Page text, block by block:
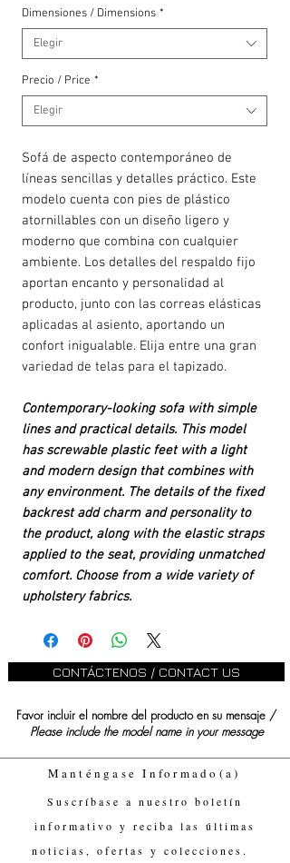
Dimensiones / Dimensions *
Elegir
Precio / Price *
Elegir
Sofá de aspecto contemporáneo de
líneas sencillas y detalles práctico. Este
modelo cuenta con pies de plástico
atornillables con un diseño ligero y
moderno que combina con cualquier
ambiente. Los detalles del respaldo fijo
aportan encanto y personalidad al
producto, junto con las correas elásticas
aplicadas al asiento, aportando un
confort inigualable. Elija entre una gran
variedad de telas para el tapizado.
Contemporary-looking sofa with simple
lines and practical details. This model
has screwable plastic feet with a light
and modern design that combines with
any environment. The details of the fixed
backrest add charm and personality to
the product, along with the elastic straps
applied to the seat, providing unmatched
comfort. Choose from a wide variety of
upholstery fabrics.
CONTÁCTENOS / CONTACT US
Favor incluir el nombre del producto en su mensaje /
Please include the model name in your message
Manténgase Informado(a)
Suscríbase a nuestro boletín
informativo y reciba las últimas
noticias, ofertas y colecciones.